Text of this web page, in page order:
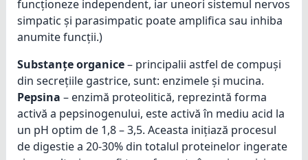
funcționeze independent, iar uneori sistemul nervos
simpatic și parasimpatic poate amplifica sau inhiba
anumite funcții.)
Substanțe organice– principalii astfel de compuși
din secrețiile gastrice, sunt: enzimele și mucina.
Pepsina – enzimă proteolitică, reprezintă forma
activă a pepsinogenului, este activă în mediu acid la
un pH optim de 1,8 – 3,5. Aceasta inițiază procesul
de digestie a 20-30% din totalul proteinelor ingerate